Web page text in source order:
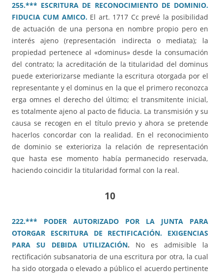
255.*** ESCRITURA DE RECONOCIMIENTO DE DOMINIO.
FIDUCIA CUM AMICO.El art. 1717 Cc prevé la posibilidad
de actuación de una persona en nombre propio pero en
interés ajeno (representación indirecta o mediata); la
propiedad pertenece al «dominus» desde la consumación
del contrato; la acreditación de la titularidad del dominus
puede exteriorizarse mediante la escritura otorgada por el
representante y el dominus en la que el primero reconozca
erga omnes el derecho del último; el transmitente inicial,
es totalmente ajeno al pacto de fiducia. La transmisión y su
causa se recogen en el título previo y ahora se pretende
hacerlos concordar con la realidad. En el reconocimiento
de dominio se exterioriza la relación de representación
que hasta ese momento había permanecido reservada,
haciendo coincidir la titularidad formal con la real.
10
222.*** PODER AUTORIZADO POR LA JUNTA PARA
OTORGAR ESCRITURA DE RECTIFICACIÓN. EXIGENCIAS
PARA SU DEBIDA UTILIZACIÓN. No es admisible la
rectificación subsanatoria de una escritura por otra, la cual
ha sido otorgada o elevado a público el acuerdo pertinente